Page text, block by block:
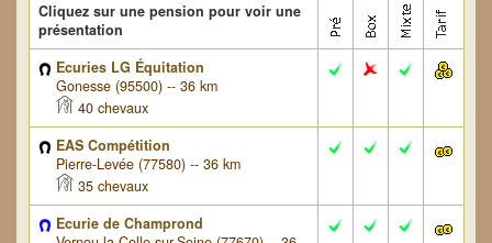
Cliquez sur une pension pour voir une
présentation
Ecuries LG Équitation
Gonesse (95500) -- 36 km
40 chevaux
EAS Compétition
Pierre-Levée (77580) -- 36 km
35 chevaux
Ecurie de Champrond